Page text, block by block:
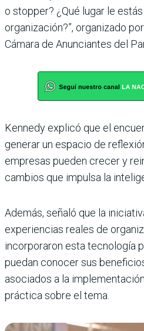
o stopper? ¿Qué lugar le
organización?”, organizado
Cámara de Anunciantes del
Kennedy explicó que el
generar un espacio de
empresas pueden crecer y
cambios que impulsa la
Además, señaló que la
experiencias reales de
incorporaron esta tecnología
puedan conocer sus
asociados a la
práctica sobre el tema.